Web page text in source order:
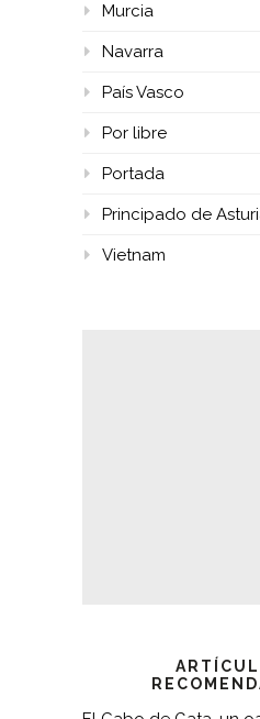
Murcia
Navarra
País Vasco
Por libre
Portada
Principado de
Vietnam